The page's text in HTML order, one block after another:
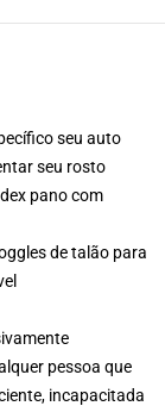
seu auto
seu rosto
pano com
de talão para
pessoa que
incapacitada